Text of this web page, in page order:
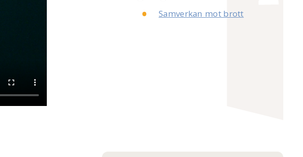
Samverkan mot brott